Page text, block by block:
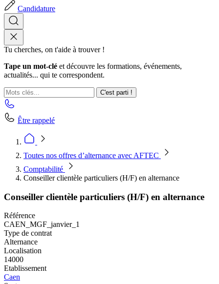
Candidature
Tu cherches, on t'aide à trouver !
Tape un mot-clé et découvre les formations, événements,
actualités... qui te correspondent.
C'est parti !
Être rappelé
Toutes nos offres d’alternance avec AFTEC
Comptabilité
Conseiller clientèle particuliers (H/F) en alternance
Conseiller clientèle particuliers (H/F) en alternance
Référence
CAEN_MGF_janvier_1
Type de contrat
Alternance
Localisation
14000
Etablissement
Caen